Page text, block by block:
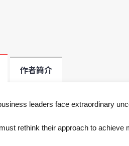
作者簡介
leaders face extraordinary
rethink their approach to achieve